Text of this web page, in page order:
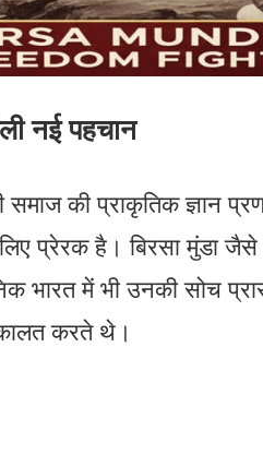
नई पहचान
की प्राकृतिक ज्ञान
प्रेरक है। बिरसा मुंडा जैसे
में भी उनकी सोच
करते थे।